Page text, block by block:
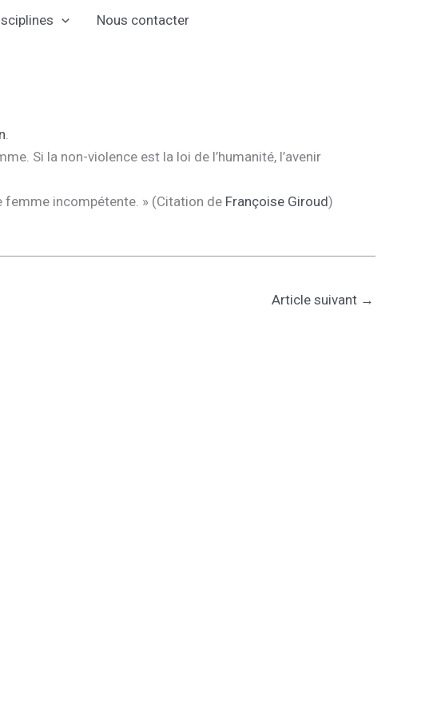
Nous contacter
.
Si la non-violence est la loi de l’humanité, l’avenir
femme incompétente. » (Citation de Françoise Giroud)
Article suivant →